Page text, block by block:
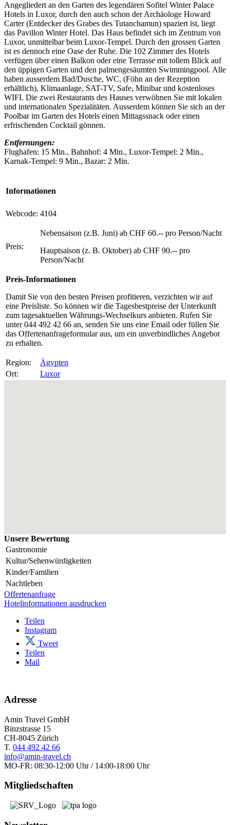
Angegliedert an den Garten des legendären Sofitel Winter Palace
Hotels in Luxor, durch den auch schon der Archäologe Howard
Carter (Entdecker des Grabes des Tutanchamun) spaziert ist, liegt
das Pavillon Winter Hotel. Das Haus befindet sich im Zentrum von
Luxor, unmittelbar beim Luxor-Tempel. Durch den grossen Garten
ist es dennoch eine Oase der Ruhe. Die 102 Zimmer des Hotels
verfügen über einen Balkon oder eine Terrasse mit tollem Blick auf
den üppigen Garten und den palmengesäumten Swimmingpool. Alle
haben ausserdem Bad/Dusche, WC, (Föhn an der Rezeption
erhältlich), Klimaanlage, SAT-TV, Safe, Minibar und kostenloses
WIFI. Die zwei Restaurants des Hauses verwöhnen Sie mit lokalen
und internationalen Spezialitäten. Ausserdem können Sie sich an der
Poolbar im Garten des Hotels einen Mittagssnack oder einen
erfrischenden Cocktail gönnen.
Entfernungen:
Flughafen: 15 Min., Bahnhof: 4 Min., Luxor-Tempel: 2 Min.,
Karnak-Tempel: 9 Min., Bazar: 2 Min.
Informationen
Webcode: 4104
Preis:
Nebensaison (z.B. Juni) ab CHF 60.-- pro Person/Nacht
Hauptsaison (z. B. Oktober) ab CHF 90.-- pro
Person/Nacht
Preis-Informationen
Damit Sie von den besten Preisen profitieren, verzichten wir auf
eine Preisliste. So können wir die Tagesbestpreise der Unterkunft
zum tagesaktuellen Währungs-Wechselkurs anbieten. Rufen Sie
unter 044 492 42 66 an, senden Sie uns eine Email oder füllen Sie
das Offertenanfrageformular aus, um ein unverbindliches Angebot
zu erhalten.
Region:
Ägypten
Ort:
Luxor
Unsere Bewertung
Gastronomie
Kultur/Sehenwürdigkeiten
Kinder/Familien
Nachtleben
Offertenanfrage
Hotelinformationen ausdrucken
Teilen
Instagram
Tweet
Teilen
Mail
Adresse
Amin Travel GmbH
Binzstrasse 15
CH-8045 Zürich
T. 044 492 42 66
info@amin-travel.ch
MO-FR: 08:30-12:00 Uhr / 14:00-18:00 Uhr
Mitgliedschaften